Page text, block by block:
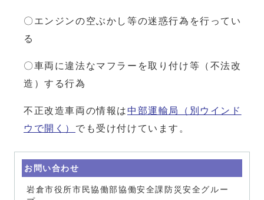
〇エンジンの空ぶかし等の迷惑行為を行ってい
る
〇車両に違法なマフラーを取り付け等（不法改
造）する行為
不正改造車両の情報は中部運輸局
（別ウインド
ウで開く） でも受け付けています。
お問い合わせ
岩倉市役所市民協働部協働安全課防災安全グルー